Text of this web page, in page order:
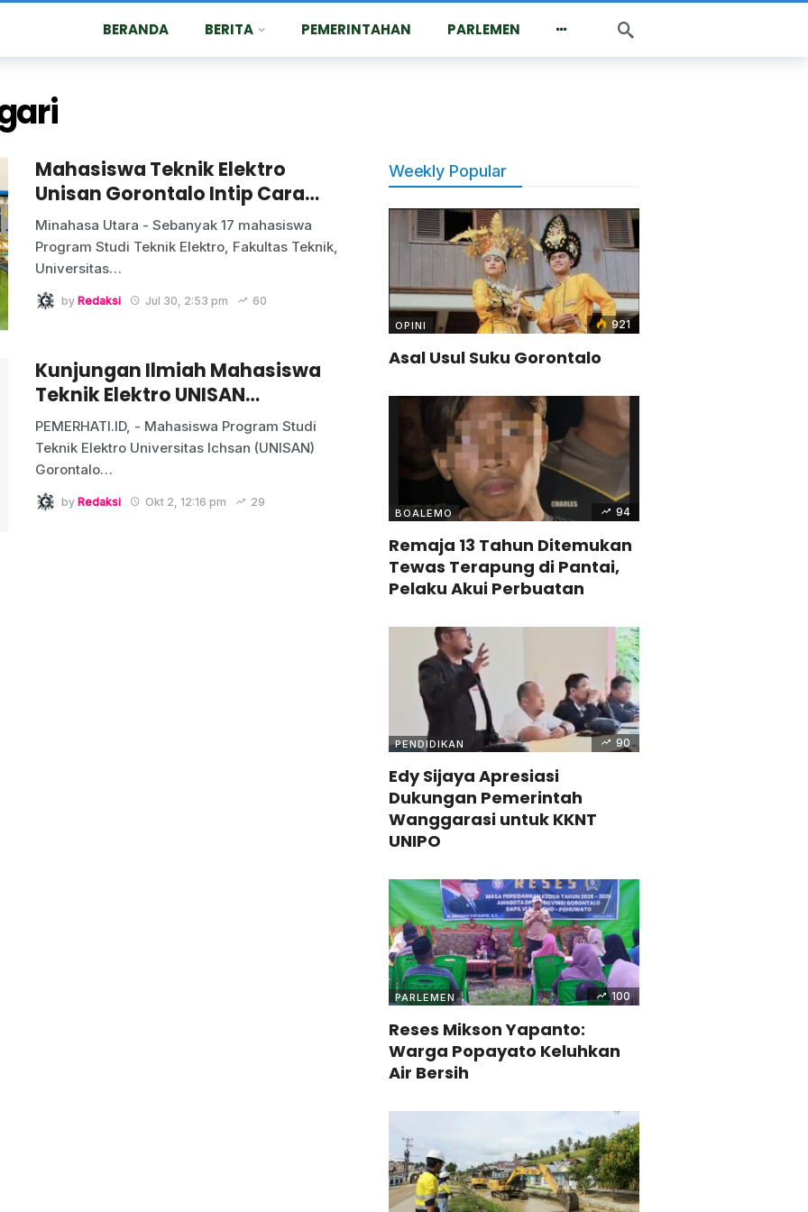
BERANDA BERITA PEMERINTAHAN PARLEMEN
Mahasiswa Teknik Elektro
Unisan Gorontalo Intip Cara…
Minahasa Utara - Sebanyak 17 mahasiswa
Program Studi Teknik Elektro, Fakultas Teknik,
Universitas…
by Redaksi Jul 30, 2:53 pm 60
Kunjungan Ilmiah Mahasiswa
Teknik Elektro UNISAN…
PEMERHATI.ID, - Mahasiswa Program Studi
Teknik Elektro Universitas Ichsan (UNISAN)
Gorontalo…
by Redaksi Okt 2, 12:16 pm 29
Weekly Popular
OPINI 921
Asal Usul Suku Gorontalo
BOALEMO 94
Remaja 13 Tahun Ditemukan
Tewas Terapung di Pantai,
Pelaku Akui Perbuatan
PENDIDIKAN 90
Edy Sijaya Apresiasi
Dukungan Pemerintah
Wanggarasi untuk KKNT
UNIPO
PARLEMEN 100
Reses Mikson Yapanto:
Warga Popayato Keluhkan
Air Bersih